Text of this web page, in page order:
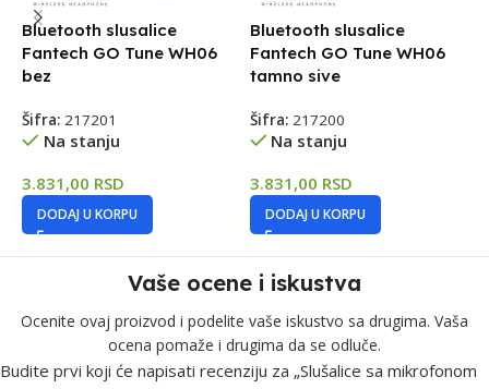
Bluetooth slusalice
Fantech GO Tune WH06
bez
Šifra: 217201
Na stanju
3.831,00 RSD
DODAJ U KORPU
Bluetooth slusalice
Fantech GO Tune WH06
tamno sive
Šifra: 217200
Na stanju
3.831,00 RSD
DODAJ U KORPU
Vaše ocene i iskustva
Ocenite ovaj proizvod i podelite vaše iskustvo sa drugima. Vaša
ocena pomaže i drugima da se odluče.
Budite prvi koji će napisati recenziju za „Slušalice sa mikrofonom